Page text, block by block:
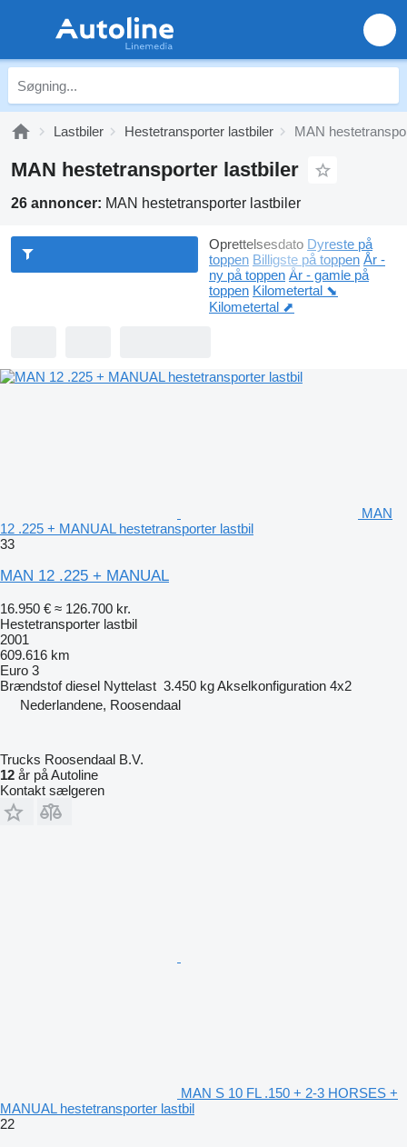
Lastbiler Hestetransporter lastbiler MAN
MAN hestetransporter lastbiler
26 annoncer: MAN hestetransporter lastbiler
Oprettelsesdato Dyreste på
toppen Billigste på toppen År -
ny på toppen År - gamle på
toppen Kilometertal ⬊
Kilometertal ⬈
MAN
12 .225 + MANUAL hestetransporter lastbil
33
MAN 12 .225 + MANUAL
16.950 € ≈ 126.700 kr.
Hestetransporter lastbil
2001
609.616 km
Euro 3
Brændstof diesel Nyttelast 3.450 kgAkselkonfiguration 4x2
Nederlandene, Roosendaal
Trucks Roosendaal B.V.
12 år på Autoline
Kontakt sælgeren
MAN S 10 FL .150 + 2-3 HORSES +
MANUAL hestetransporter lastbil
22